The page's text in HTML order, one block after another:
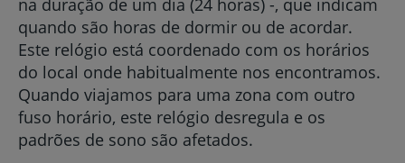
na duração de um dia (24 horas) -, que indicam
quando são horas de dormir ou de acordar.
Este relógio está coordenado com os horários
do local onde habitualmente nos encontramos.
Quando viajamos para uma zona com outro
fuso horário, este relógio desregula e os
padrões de sono são afetados.